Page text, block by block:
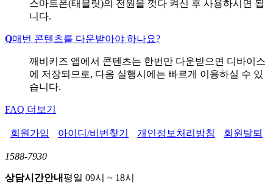
스마트폰(태블릿)의 전원을 껏다 켜신 후 사용하시면 됩
니다.
Q매번 콘텐츠를 다운받아야 하나요?
깨비키즈 앱에서 콘텐츠는 한번만 다운받으면 디바이스
에 저장되므로, 다음 실행시에는 빠르게 이용하실 수 있
습니다.
FAQ 더보기
회원가입 아이디/비번찾기 개인정보처리방침 회원탈퇴
1588-7930
상담시간안내평일 09시 ~ 18시